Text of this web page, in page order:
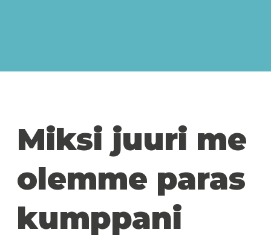
Miksi juuri me
olemme paras
kumppani